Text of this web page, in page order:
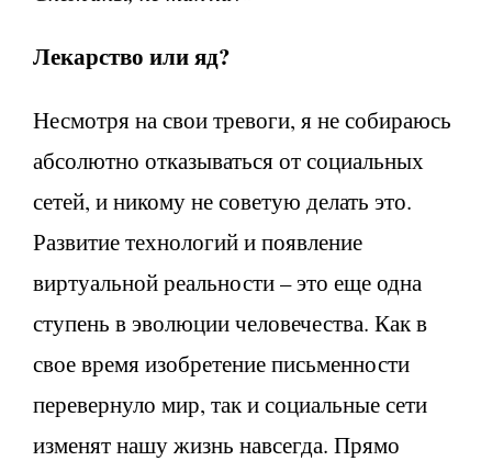
Лекарство или яд?
Несмотря на свои тревоги, я не собираюсь
абсолютно отказываться от социальных
сетей, и никому не советую делать это.
Развитие технологий и появление
виртуальной реальности – это еще одна
ступень в эволюции человечества. Как в
свое время изобретение письменности
перевернуло мир, так и социальные сети
изменят нашу жизнь навсегда. Прямо